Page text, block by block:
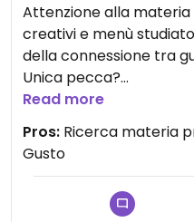
Attenzione alla
creativi e menù
della connessione tra
Unica pecca?
Che siamo stati a cena
Torneremo
goderci il paesaggio 😌
Read more
Pros: Ricerca materia
Gusto